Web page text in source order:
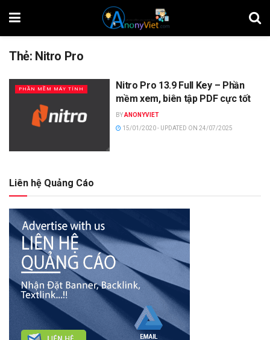
Thẻ: Nitro Pro
PHẦN MỀM MÁY TÍNH
Nitro Pro 13.9 Full Key – Phần
mềm xem, biên tập PDF cực tốt
BYANONYVIET
15/01/2020 - UPDATED ON 24/07/2025
Liên hệ Quảng Cáo